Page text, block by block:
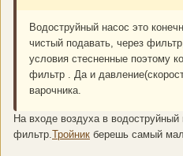
Водоструйный насос это
чистый подавать, через
условия стесненные поэтому
фильтр . Да и
варочника.
На входе воздуха в
фильтр.Тройник берешь самый